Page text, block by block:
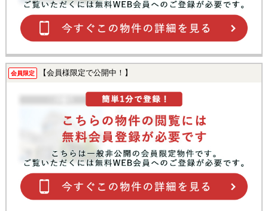
会員限定 【会員様限定で公開中！】